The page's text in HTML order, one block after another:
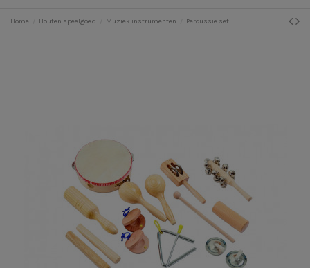
Home Houten speelgoed Muziek instrumenten Percussie set